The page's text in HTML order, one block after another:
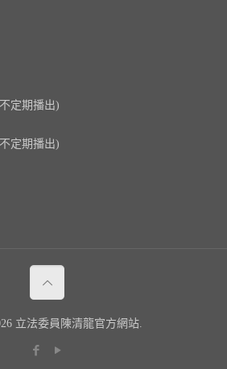
定期播出)
定期播出)
立法委員陳清龍官方網站.